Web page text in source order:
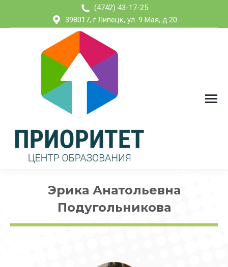
(4742) 43-17-25
398017, г.Липецк, ул. 9 Мая, д.20
Эрика Анатольевна
Подугольникова